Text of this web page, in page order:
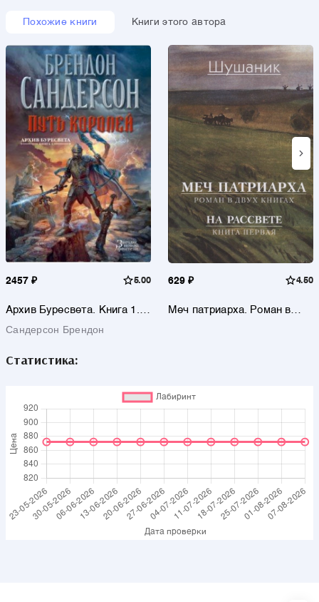
Похожие книги Книги этого автора
2457 ₽ 5.00
Архив Буресвета. Книга 1.
Сандерсон Брендон
629 ₽ 4.50
Меч патриарха. Роман в
Статистика: